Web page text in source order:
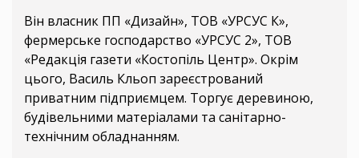
Він власник ПП «Дизайн», ТОВ «УРСУС К»,
фермерське господарство «УРСУС 2», ТОВ
«Редакція газети «Костопіль Центр». Окрім
цього, Василь Кльоп зареєстрований
приватним підприємцем. Торгує деревиною,
будівельними матеріалами та санітарно-
технічним обладнанням.